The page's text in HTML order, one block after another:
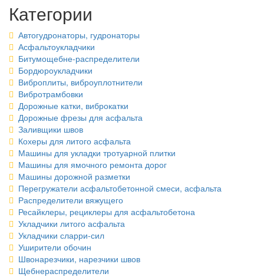
Категории
Автогудронаторы, гудронаторы
Асфальтоукладчики
Битумощебне-распределители
Бордюроукладчики
Виброплиты, виброуплотнители
Вибротрамбовки
Дорожные катки, виброкатки
Дорожные фрезы для асфальта
Заливщики швов
Кохеры для литого асфальта
Машины для укладки тротуарной плитки
Машины для ямочного ремонта дорог
Машины дорожной разметки
Перегружатели асфальтобетонной смеси, асфальта
Распределители вяжущего
Ресайклеры, рециклеры для асфальтобетона
Укладчики литого асфальта
Укладчики сларри-сил
Уширители обочин
Швонарезчики, нарезчики швов
Щебнераспределители